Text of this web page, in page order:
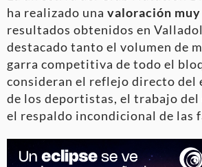
ha realizado una valoración
resultados obtenidos en
destacado tanto el volumen de
garra competitiva de todo el
consideran el reflejo directo del
de los deportistas, el trabajo del
el respaldo incondicional de las